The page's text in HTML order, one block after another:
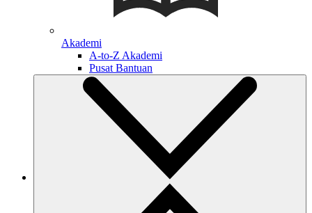
Akademi
A-to-Z Akademi
Pusat Bantuan